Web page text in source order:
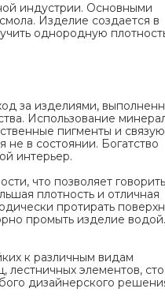
индустрии. Основными
Изделие создается в
однородную
за изделиями,
Использование
пигменты и
не в состоянии. Богатство
интерьер.
что позволяет
плотность и отличная
протирать
промыть изделие
к различным видам
элементов,
дизайнерского